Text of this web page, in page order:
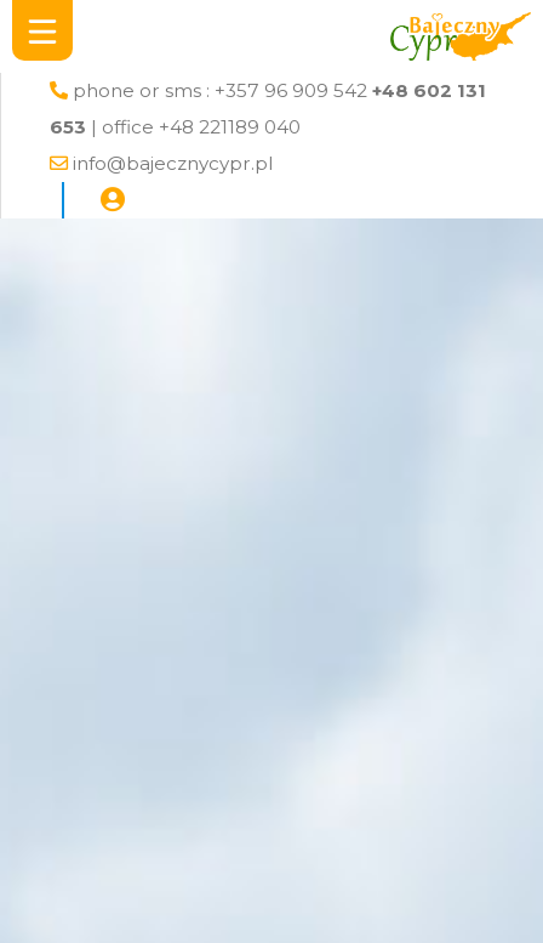
phone or sms : +357 96 909 542 +48 602 131
653 | office +48 221189 040
info@bajecznycypr.pl